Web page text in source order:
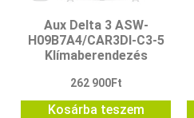
Aux Delta 3 ASW-
H09B7A4/CAR3DI-C3-5
Klímaberendezés
262 900Ft
Kosárba teszem